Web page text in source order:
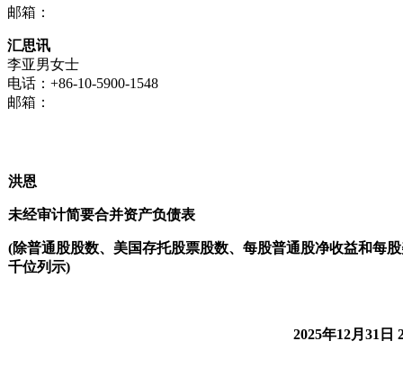
邮箱：
汇思讯
李亚男女士
电话：+86-10-5900-1548
邮箱：
洪恩
未经审计简要合并资产负债表
(除普通股股数、美国存托股票股数、每股普通股净收益和每
千位列示)
2025年12月31日